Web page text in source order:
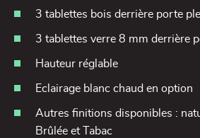
3 tablettes bois derrière porte
3 tablettes verre 8 mm derrière
Hauteur réglable
Eclairage blanc chaud en option
Autres finitions disponibles :
Brûlée et Tabac